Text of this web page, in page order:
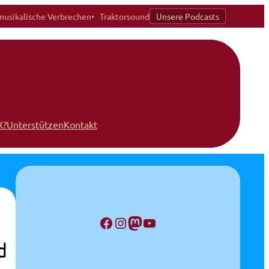
Verbrechen Traktorsound Unsere Podcasts
UnterstützenKontakt
Facebook InstagramMastodon YouTube